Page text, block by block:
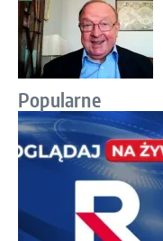
Popularne